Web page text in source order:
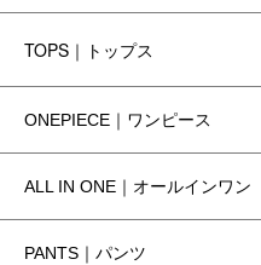
TOPS｜トップス
ONEPIECE｜ワンピース
ALL IN ONE｜オールインワン
PANTS｜パンツ